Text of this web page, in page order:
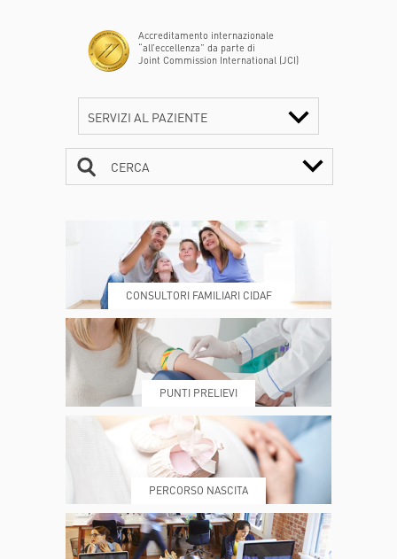
Accreditamento internazionale
“all’eccellenza” da parte di
Joint Commission International (JCI)
SERVIZI AL PAZIENTE
DOVE SIAMO ESAMI E VISITE
PRENOTA MY POLI
CERCA
CONSULTORI FAMILIARI CIDAF
PUNTI PRELIEVI
PERCORSO NASCITA